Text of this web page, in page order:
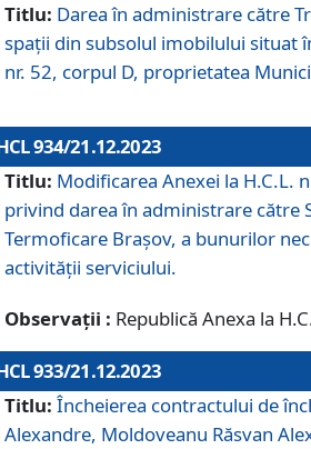
Titlu: Darea în administrare către
spații din subsolul imobilului situat
nr. 52, corpul D, proprietatea
934/21.12.2023
Titlu: Modificarea Anexei la H.C.L.
privind darea în administrare către
Termoficare Braşov, a bunurilor
activităţii serviciului.
Observații : Republică Anexa la
933/21.12.2023
Titlu: Încheierea contractului de
Alexandre, Moldoveanu Răsvan